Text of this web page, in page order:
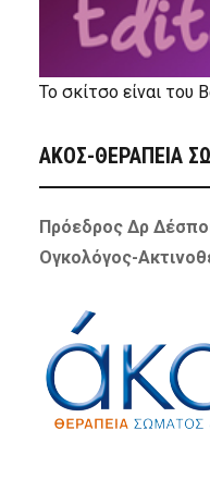
Το σκίτσο είναι του
ΑΚΟΣ-ΘΕΡΑΠΕΙΑ
Πρόεδρος Δρ
Ογκολόγος-